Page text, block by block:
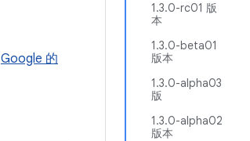
1.3.0-rc01 版
本
1.3.0-beta01
版本
1.3.0-alpha03
版
1.3.0-alpha02
版本
Google 的